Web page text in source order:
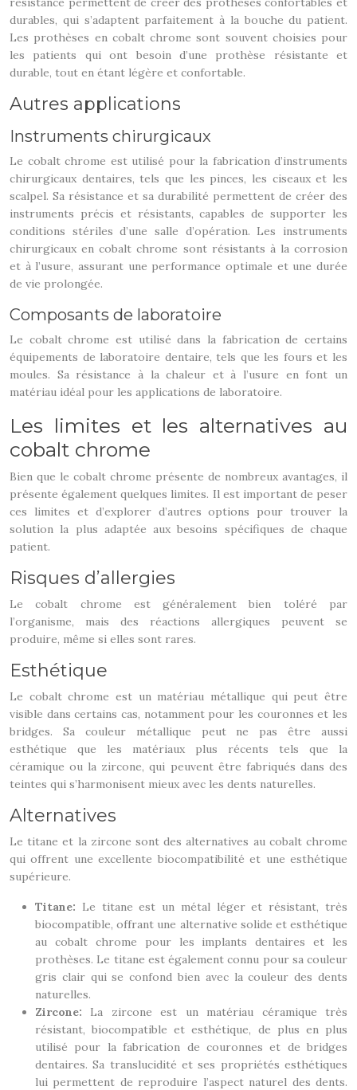
durables, qui s’adaptent parfaitement à la bouche du patient.
Les prothèses en cobalt chrome sont souvent choisies pour
les patients qui ont besoin d’une prothèse résistante et
durable, tout en étant légère et confortable.
Autres applications
Instruments chirurgicaux
Le cobalt chrome est utilisé pour la fabrication d’instruments
chirurgicaux dentaires, tels que les pinces, les ciseaux et les
scalpel. Sa résistance et sa durabilité permettent de créer des
instruments précis et résistants, capables de supporter les
conditions stériles d’une salle d’opération. Les instruments
chirurgicaux en cobalt chrome sont résistants à la corrosion
et à l’usure, assurant une performance optimale et une durée
de vie prolongée.
Composants de laboratoire
Le cobalt chrome est utilisé dans la fabrication de certains
équipements de laboratoire dentaire, tels que les fours et les
moules. Sa résistance à la chaleur et à l’usure en font un
matériau idéal pour les applications de laboratoire.
Les limites et les alternatives au
cobalt chrome
Bien que le cobalt chrome présente de nombreux avantages, il
présente également quelques limites. Il est important de peser
ces limites et d’explorer d’autres options pour trouver la
solution la plus adaptée aux besoins spécifiques de chaque
patient.
Risques d’allergies
Le cobalt chrome est généralement bien toléré par
l’organisme, mais des réactions allergiques peuvent se
produire, même si elles sont rares.
Esthétique
Le cobalt chrome est un matériau métallique qui peut être
visible dans certains cas, notamment pour les couronnes et les
bridges. Sa couleur métallique peut ne pas être aussi
esthétique que les matériaux plus récents tels que la
céramique ou la zircone, qui peuvent être fabriqués dans des
teintes qui s’harmonisent mieux avec les dents naturelles.
Alternatives
Le titane et la zircone sont des alternatives au cobalt chrome
qui offrent une excellente biocompatibilité et une esthétique
supérieure.
Titane: Le titane est un métal léger et résistant, très
biocompatible, offrant une alternative solide et esthétique
au cobalt chrome pour les implants dentaires et les
prothèses. Le titane est également connu pour sa couleur
gris clair qui se confond bien avec la couleur des dents
naturelles.
Zircone: La zircone est un matériau céramique très
résistant, biocompatible et esthétique, de plus en plus
utilisé pour la fabrication de couronnes et de bridges
dentaires. Sa translucidité et ses propriétés esthétiques
lui permettent de reproduire l’aspect naturel des dents.